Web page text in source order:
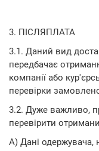
3. ПІСЛЯПЛАТА
3.1. Даний вид
передбачає
компанії або
перевірки
3.2. Дуже важливо,
перевірити
А) Дані одержувача,